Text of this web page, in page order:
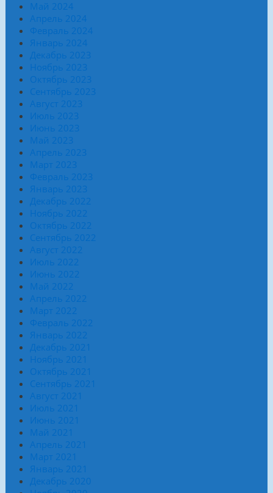
Май 2024
Апрель 2024
Февраль 2024
Январь 2024
Декабрь 2023
Ноябрь 2023
Октябрь 2023
Сентябрь 2023
Август 2023
Июль 2023
Июнь 2023
Май 2023
Апрель 2023
Март 2023
Февраль 2023
Январь 2023
Декабрь 2022
Ноябрь 2022
Октябрь 2022
Сентябрь 2022
Август 2022
Июль 2022
Июнь 2022
Май 2022
Апрель 2022
Март 2022
Февраль 2022
Январь 2022
Декабрь 2021
Ноябрь 2021
Октябрь 2021
Сентябрь 2021
Август 2021
Июль 2021
Июнь 2021
Май 2021
Апрель 2021
Март 2021
Январь 2021
Декабрь 2020